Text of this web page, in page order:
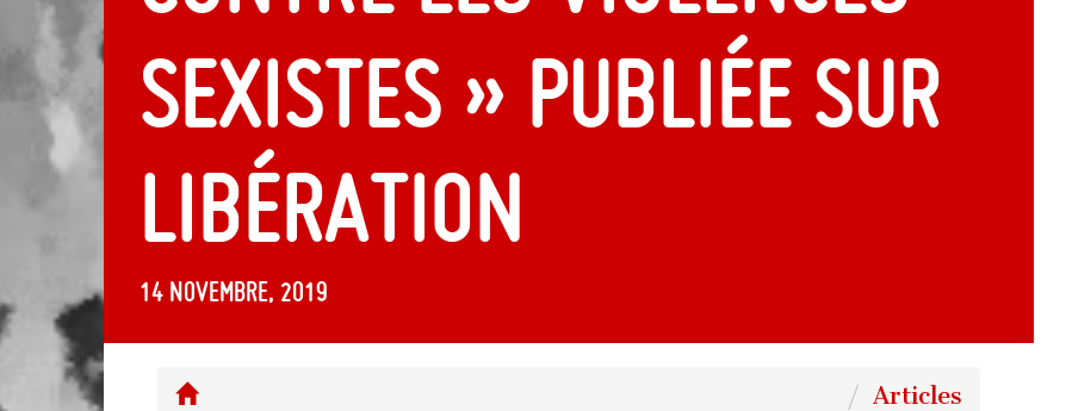
sexistes » publiée sur
Libération
14 novembre, 2019
Articles